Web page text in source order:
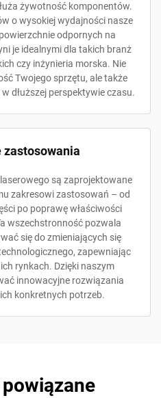
żywotność komponentów.
o wysokiej wydajności nasze
odpornych na
je idealnymi dla takich branż
czy inżynieria morska. Nie
Twojego sprzętu, ale także
dłuższej perspektywie czasu.
zastosowania
są zaprojektowane
zakresowi zastosowań – od
po poprawę właściwości
wszechstronność pozwala
się do zmieniających się
zapewniając
rynkach. Dzięki naszym
innowacyjne rozwiązania
konkretnych potrzeb.